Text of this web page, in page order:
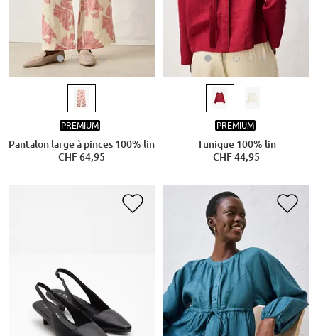
PREMIUM
Pantalon large à pinces 100% lin
CHF 64,95
PREMIUM
Tunique 100% lin
CHF 44,95